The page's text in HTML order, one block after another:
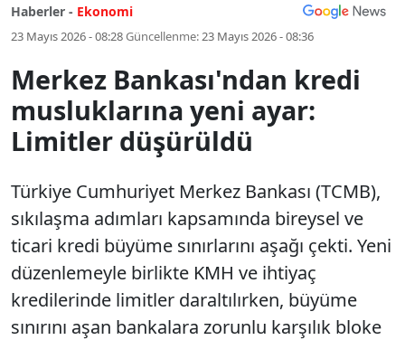
Haberler - Ekonomi
23 Mayıs 2026 - 08:28Güncellenme:23 Mayıs 2026 - 08:36
Merkez Bankası'ndan kredi
musluklarına yeni ayar:
Limitler düşürüldü
Türkiye Cumhuriyet Merkez Bankası (TCMB),
sıkılaşma adımları kapsamında bireysel ve
ticari kredi büyüme sınırlarını aşağı çekti. Yeni
düzenlemeyle birlikte KMH ve ihtiyaç
kredilerinde limitler daraltılırken, büyüme
sınırını aşan bankalara zorunlu karşılık bloke